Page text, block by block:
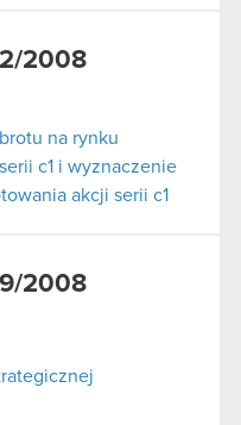
2008
na rynku
c1 i wyznaczenie
akcji serii c1
2008